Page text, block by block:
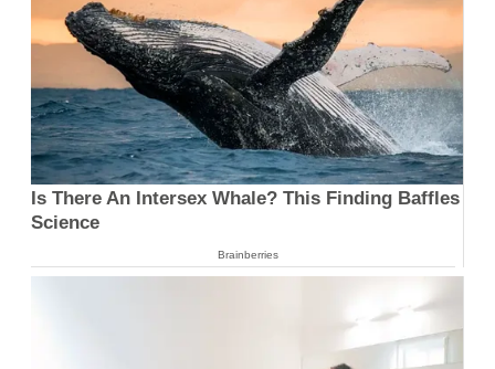
Is There An Intersex Whale? This Finding Baffles
Science
Brainberries